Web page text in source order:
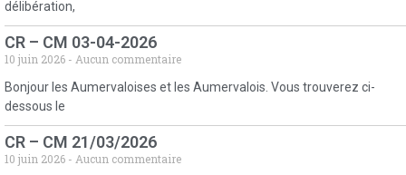
délibération,
CR – CM 03-04-2026
10 juin 2026
Aucun commentaire
Bonjour les Aumervaloises et les Aumervalois. Vous trouverez ci-
dessous le
CR – CM 21/03/2026
10 juin 2026 Aucun commentaire